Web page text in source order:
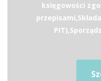
księgowości